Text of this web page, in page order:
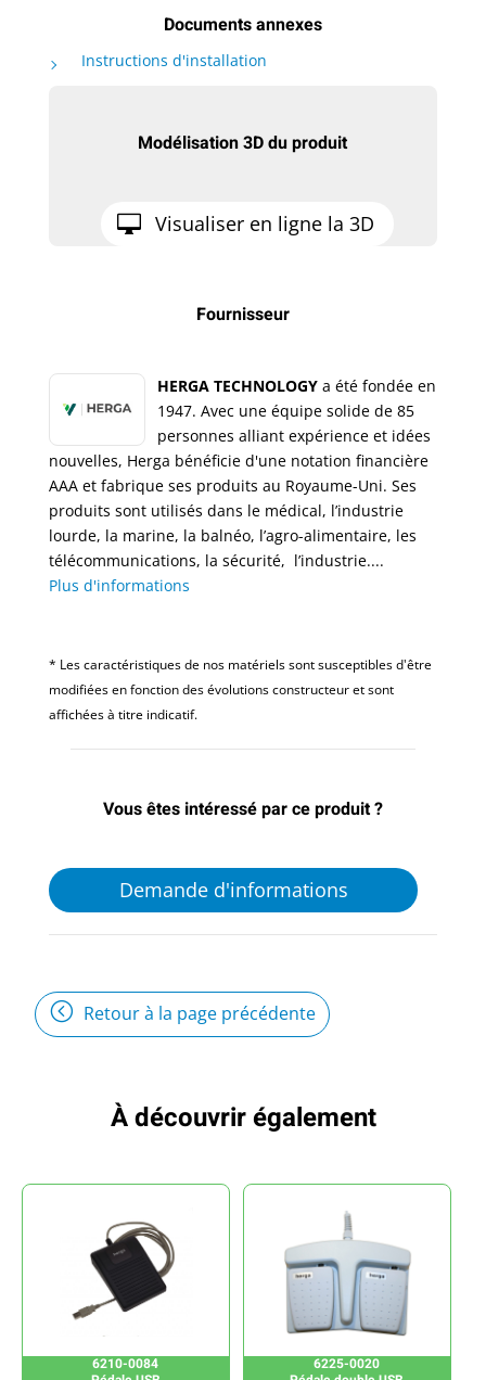
Documents annexes
Instructions d'installation
Modélisation 3D du produit
Visualiser en ligne la 3D
Fournisseur
HERGA TECHNOLOGY a été fondée en
1947. Avec une équipe solide de 85
personnes alliant expérience et idées
nouvelles, Herga bénéficie d'une notation financière
AAA et fabrique ses produits au Royaume-Uni. Ses
produits sont utilisés dans le médical, l’industrie
lourde, la marine, la balnéo, l’agro-alimentaire, les
télécommunications, la sécurité, l’industrie....
Plus d'informations
* Les caractéristiques de nos matériels sont susceptibles d'être
modifiées en fonction des évolutions constructeur et sont
affichées à titre indicatif.
Vous êtes intéressé par ce produit ?
Demande d'informations
Retour à la page précédente
À découvrir également
6210-0084
6225-0020